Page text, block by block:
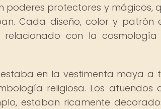
poderes protectores y mágicos,
Cada diseño, color y patrón
relacionado con la
en la vestimenta maya a
religiosa. Los atuendos
estaban ricamente